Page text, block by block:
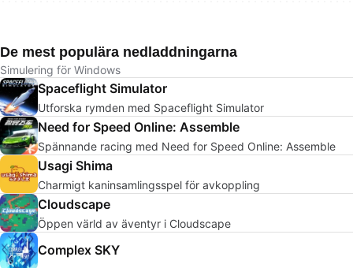
De mest populära nedladdningarna
Simulering för Windows
Spaceflight Simulator
Utforska rymden med Spaceflight Simulator
Need for Speed Online: Assemble
Spännande racing med Need for Speed Online: Assemble
Usagi Shima
Charmigt kaninsamlingsspel för avkoppling
Cloudscape
Öppen värld av äventyr i Cloudscape
Complex SKY